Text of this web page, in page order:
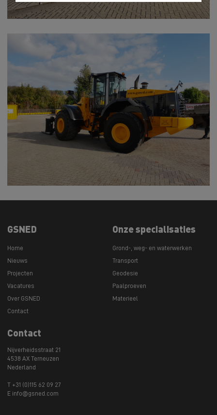
GSNED
Home
Nieuws
Projecten
Vacatures
Over GSNED
Contact
Onze specialisaties
Grond-, weg- en waterwerken
Transport
Geodesie
Paalproeven
Materieel
Contact
Nijverheidsstraat 21
4538 AX Terneuzen
Nederland
T +31 (0)115 62 09 27
E info@gsned.com